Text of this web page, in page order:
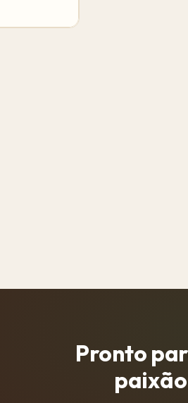
Pronto